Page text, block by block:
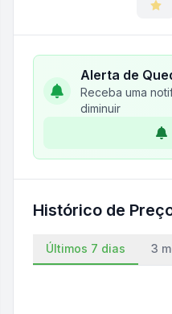
Alerta de
Receba uma
diminuir
Histórico de
Últimos 7 dias 3